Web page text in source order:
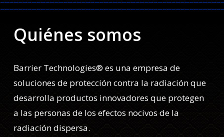
Quiénes somos
Barrier Technologies® es una empresa de
soluciones de protección contra la radiación que
desarrolla productos innovadores que protegen
a las personas de los efectos nocivos de la
radiación dispersa.